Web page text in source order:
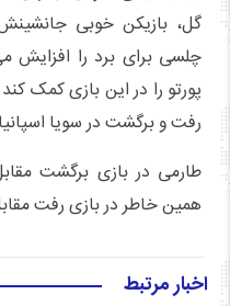
گل، بازیکن خوبی
چلسی برای برد را افزایش
پورتو را در این بازی کمک
رفت و برگشت در سویا
طارمی در بازی برگشت
همین خاطر در بازی رفت
اخبار مرتبط